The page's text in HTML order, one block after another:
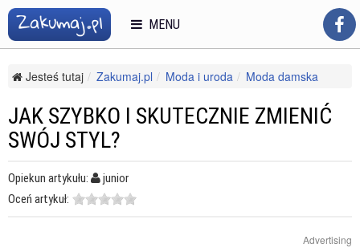
Jesteś tutaj Zakumaj.pl Moda i uroda
Moda damska
JAK SZYBKO I SKUTECZNIE ZMIENIĆ
SWÓJ STYL?
Opiekun artykułu:
junior
Oceń artykuł:
Advertising
MENU